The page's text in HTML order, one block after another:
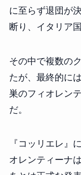
に至らず退団が
断り、イタリア
その中で複数の
たが、最終的に
巣のフィオレン
だ。
『コッリエレ』
オレンティーナ